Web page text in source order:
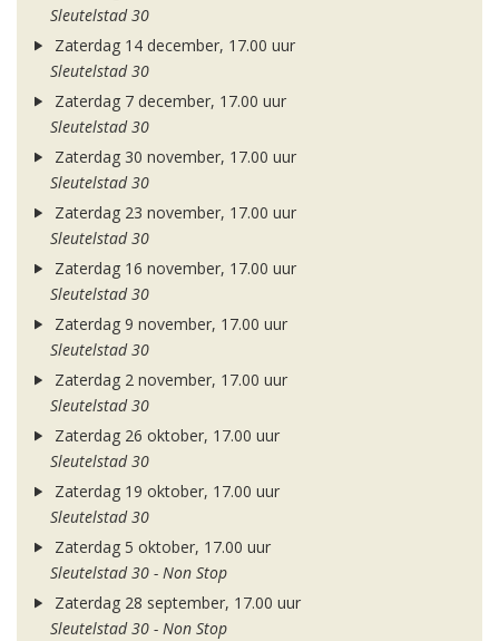
Sleutelstad 30
Zaterdag 14 december, 17.00 uur
Sleutelstad 30
Zaterdag 7 december, 17.00 uur
Sleutelstad 30
Zaterdag 30 november, 17.00 uur
Sleutelstad 30
Zaterdag 23 november, 17.00 uur
Sleutelstad 30
Zaterdag 16 november, 17.00 uur
Sleutelstad 30
Zaterdag 9 november, 17.00 uur
Sleutelstad 30
Zaterdag 2 november, 17.00 uur
Sleutelstad 30
Zaterdag 26 oktober, 17.00 uur
Sleutelstad 30
Zaterdag 19 oktober, 17.00 uur
Sleutelstad 30
Zaterdag 5 oktober, 17.00 uur
Sleutelstad 30 - Non Stop
Zaterdag 28 september, 17.00 uur
Sleutelstad 30 - Non Stop